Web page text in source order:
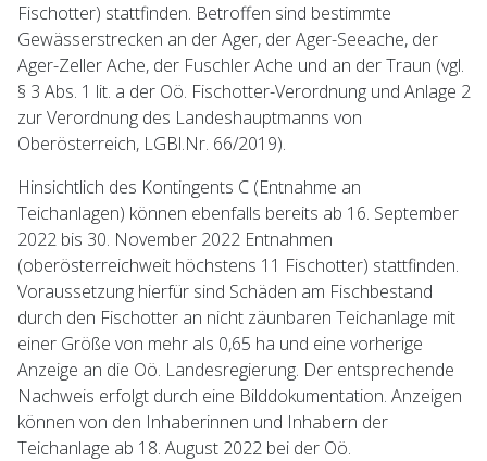
Fischotter) stattfinden. Betroffen sind bestimmte
Gewässerstrecken an der Ager, der Ager-Seeache, der
Ager-Zeller Ache, der Fuschler Ache und an der Traun (vgl.
§ 3 Abs. 1 lit. a der Oö. Fischotter-Verordnung und Anlage 2
zur Verordnung des Landeshauptmanns von
Oberösterreich, LGBl.Nr. 66/2019).
Hinsichtlich des Kontingents C (Entnahme an
Teichanlagen) können ebenfalls bereits ab 16. September
2022 bis 30. November 2022 Entnahmen
(oberösterreichweit höchstens 11 Fischotter) stattfinden.
Voraussetzung hierfür sind Schäden am Fischbestand
durch den Fischotter an nicht zäunbaren Teichanlage mit
einer Größe von mehr als 0,65 ha und eine vorherige
Anzeige an die Oö. Landesregierung. Der entsprechende
Nachweis erfolgt durch eine Bilddokumentation. Anzeigen
können von den Inhaberinnen und Inhabern der
Teichanlage ab 18. August 2022 bei der Oö.